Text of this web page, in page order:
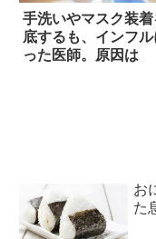
手洗いやマスク装
底するも、インフ
った医師。原因は
お
た